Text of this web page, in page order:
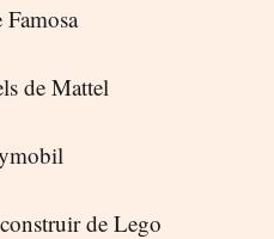
de Mattel
de Lego